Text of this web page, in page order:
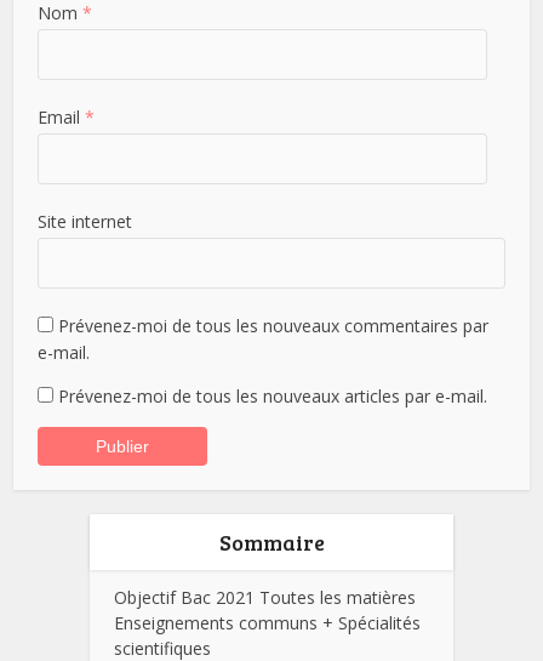
Nom *
Email *
Site internet
Prévenez-moi de tous les nouveaux commentaires par
e-mail.
Prévenez-moi de tous les nouveaux articles par e-mail.
Sommaire
Objectif Bac 2021 Toutes les matières
Enseignements communs + Spécialités
scientifiques